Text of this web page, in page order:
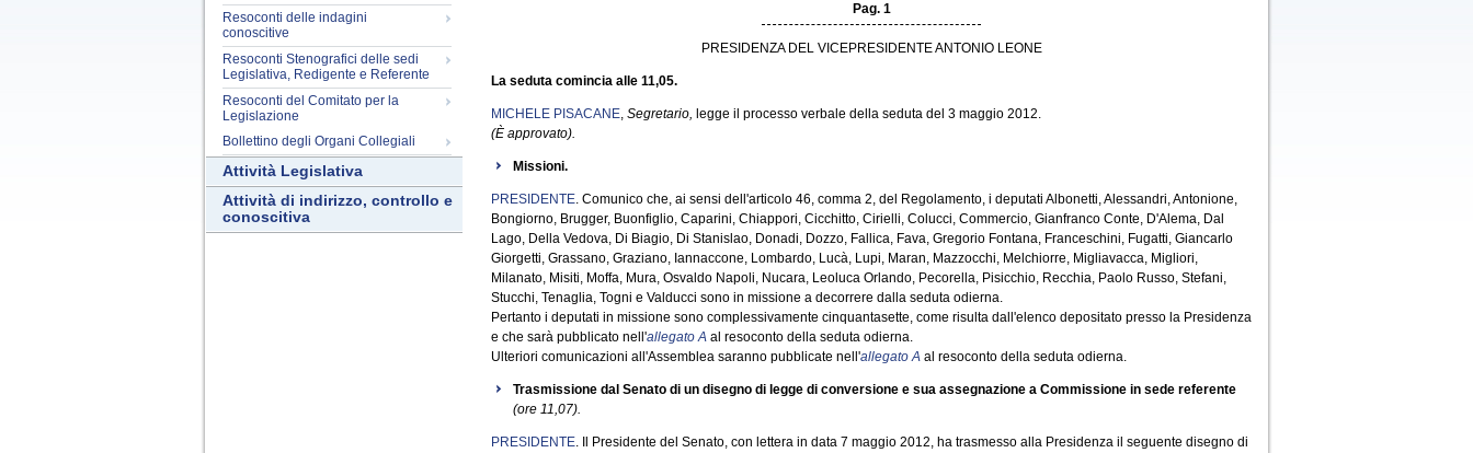
Resoconti delle indagini
conoscitive
Resoconti Stenografici delle sedi
Legislativa, Redigente e Referente
Resoconti del Comitato per la
Legislazione
Bollettino degli Organi Collegiali
Attività Legislativa
Attività di indirizzo, controllo e
conoscitiva
Pag. 1
PRESIDENZA DEL VICEPRESIDENTE ANTONIO LEONE
La seduta comincia alle 11,05.
MICHELE PISACANE, Segretario, legge il processo verbale della seduta del 3 maggio 2012.
(È approvato).
Missioni.
PRESIDENTE. Comunico che, ai sensi dell'articolo 46, comma 2, del Regolamento, i deputati Albonetti, Alessandri, Antonione,
Bongiorno, Brugger, Buonfiglio, Caparini, Chiappori, Cicchitto, Cirielli, Colucci, Commercio, Gianfranco Conte, D'Alema, Dal
Lago, Della Vedova, Di Biagio, Di Stanislao, Donadi, Dozzo, Fallica, Fava, Gregorio Fontana, Franceschini, Fugatti, Giancarlo
Giorgetti, Grassano, Graziano, Iannaccone, Lombardo, Lucà, Lupi, Maran, Mazzocchi, Melchiorre, Migliavacca, Migliori,
Milanato, Misiti, Moffa, Mura, Osvaldo Napoli, Nucara, Leoluca Orlando, Pecorella, Pisicchio, Recchia, Paolo Russo, Stefani,
Stucchi, Tenaglia, Togni e Valducci sono in missione a decorrere dalla seduta odierna.
Pertanto i deputati in missione sono complessivamente cinquantasette, come risulta dall'elenco depositato presso la Presidenza
e che sarà pubblicato nell'allegato A al resoconto della seduta odierna.
Ulteriori comunicazioni all'Assemblea saranno pubblicate nell'allegato A al resoconto della seduta odierna.
Trasmissione dal Senato di un disegno di legge di conversione e sua assegnazione a Commissione in sede referente
(ore 11,07).
PRESIDENTE. Il Presidente del Senato, con lettera in data 7 maggio 2012, ha trasmesso alla Presidenza il seguente disegno di